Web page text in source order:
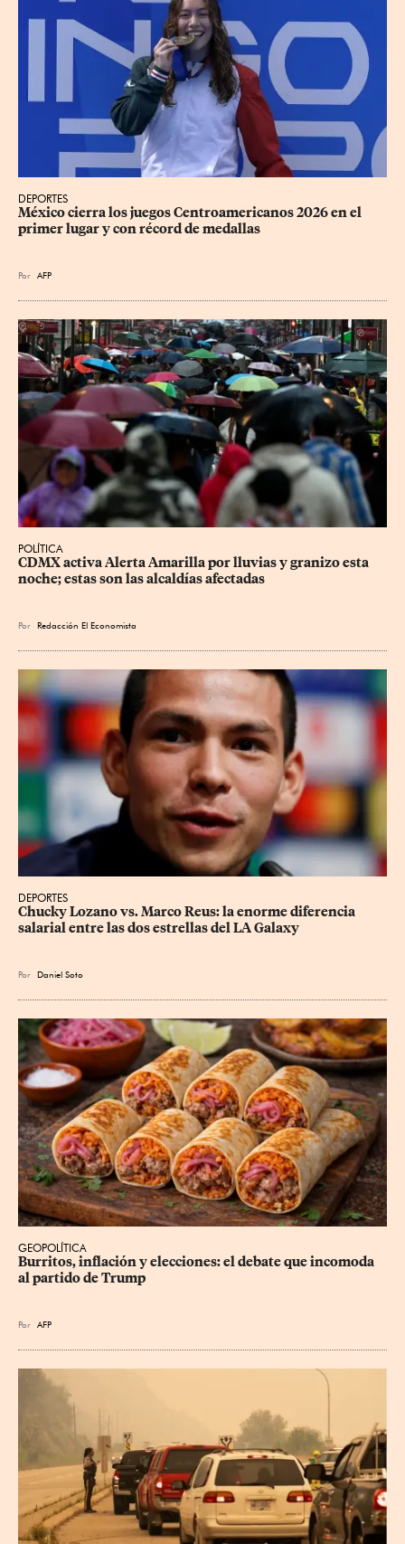
DEPORTES
México cierra los juegos Centroamericanos 2026 en el
primer lugar y con récord de medallas
Por AFP
POLÍTICA
CDMX activa Alerta Amarilla por lluvias y granizo esta
noche; estas son las alcaldías afectadas
Por Redacción El Economista
DEPORTES
Chucky Lozano vs. Marco Reus: la enorme diferencia
salarial entre las dos estrellas del LA Galaxy
Por Daniel Soto
GEOPOLÍTICA
Burritos, inflación y elecciones: el debate que incomoda
al partido de Trump
Por AFP